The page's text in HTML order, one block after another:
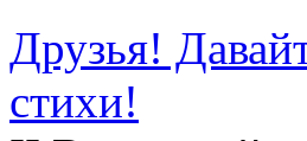
Друзья!
стихи!